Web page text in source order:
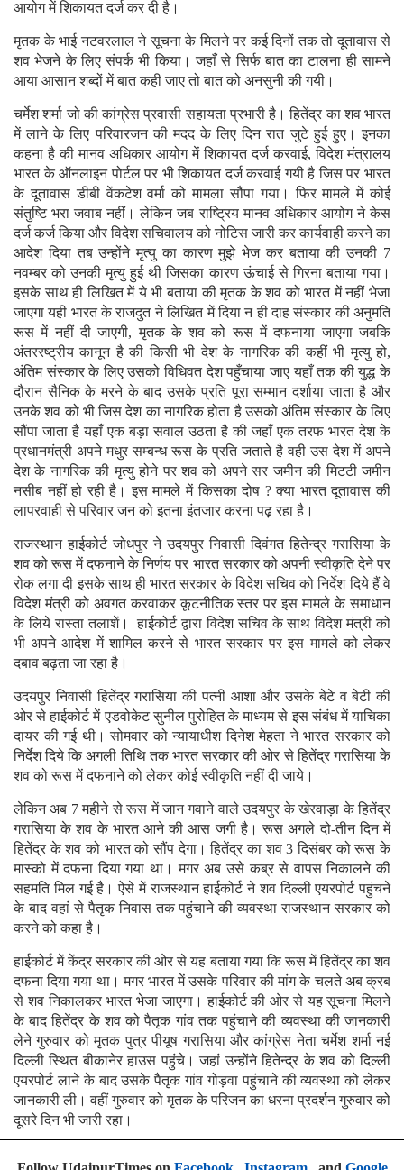
आयोग में शिकायत दर्ज कर दी है।
मृतक के भाई नटवरलाल ने सूचना के मिलने पर कई दिनों तक तो दूतावास से
शव भेजने के लिए संपर्क भी किया। जहाँ से सिर्फ बात का टालना ही सामने
आया आसान शब्दों में बात कही जाए तो बात को अनसुनी की गयी।
चर्मेश शर्मा जो की कांग्रेस प्रवासी सहायता प्रभारी है। हितेंद्र का शव भारत
में लाने के लिए परिवारजन की मदद के लिए दिन रात जुटे हुई हुए। इनका
कहना है की मानव अधिकार आयोग में शिकायत दर्ज करवाई, विदेश मंत्रालय
भारत के ऑनलाइन पोर्टल पर भी शिकायत दर्ज करवाई गयी है जिस पर भारत
के दूतावास डीबी वेंकटेश वर्मा को मामला सौंपा गया। फिर मामले में कोई
संतुष्टि भरा जवाब नहीं। लेकिन जब राष्ट्रिय मानव अधिकार आयोग ने केस
दर्ज कर्ज किया और विदेश सचिवालय को नोटिस जारी कर कार्यवाही करने का
आदेश दिया तब उन्होंने मृत्यु का कारण मुझे भेज कर बताया की उनकी 7
नवम्बर को उनकी मृत्यु हुई थी जिसका कारण ऊंचाई से गिरना बताया गया।
इसके साथ ही लिखित में ये भी बताया की मृतक के शव को भारत में नहीं भेजा
जाएगा यही भारत के राजदुत ने लिखित में दिया न ही दाह संस्कार की अनुमति
रूस में नहीं दी जाएगी, मृतक के शव को रूस में दफनाया जाएगा जबकि
अंतररष्ट्रीय कानून है की किसी भी देश के नागरिक की कहीं भी मृत्यु हो,
अंतिम संस्कार के लिए उसको विधिवत देश पहुँचाया जाए यहाँ तक की युद्ध के
दौरान सैनिक के मरने के बाद उसके प्रति पूरा सम्मान दर्शाया जाता है और
उनके शव को भी जिस देश का नागरिक होता है उसको अंतिम संस्कार के लिए
सौंपा जाता है यहाँ एक बड़ा सवाल उठता है की जहाँ एक तरफ भारत देश के
प्रधानमंत्री अपने मधुर सम्बन्ध रूस के प्रति जताते है वही उस देश में अपने
देश के नागरिक की मृत्यु होने पर शव को अपने सर जमीन की मिटटी जमीन
नसीब नहीं हो रही है। इस मामले में किसका दोष ? क्या भारत दूतावास की
लापरवाही से परिवार जन को इतना इंतजार करना पढ़ रहा है।
राजस्थान हाईकोर्ट जोधपुर ने उदयपुर निवासी दिवंगत हितेन्द्र गरासिया के
शव को रूस में दफनाने के निर्णय पर भारत सरकार को अपनी स्वीकृति देने पर
रोक लगा दी इसके साथ ही भारत सरकार के विदेश सचिव को निर्देश दिये हैं वे
विदेश मंत्री को अवगत करवाकर कूटनीतिक स्तर पर इस मामले के समाधान
के लिये रास्ता तलाशें। हाईकोर्ट द्वारा विदेश सचिव के साथ विदेश मंत्री को
भी अपने आदेश में शामिल करने से भारत सरकार पर इस मामले को लेकर
दबाव बढ़ता जा रहा है।
उदयपुर निवासी हितेंद्र गरासिया की पत्नी आशा और उसके बेटे व बेटी की
ओर से हाईकोर्ट में एडवोकेट सुनील पुरोहित के माध्यम से इस संबंध में याचिका
दायर की गई थी। सोमवार को न्यायाधीश दिनेश मेहता ने भारत सरकार को
निर्देश दिये कि अगली तिथि तक भारत सरकार की ओर से हितेंद्र गरासिया के
शव को रूस में दफनाने को लेकर कोई स्वीकृति नहीं दी जाये।
लेकिन अब 7 महीने से रूस में जान गवाने वाले उदयपुर के खेरवाड़ा के हितेंद्र
गरासिया के शव के भारत आने की आस जगी है। रूस अगले दो-तीन दिन में
हितेंद्र के शव को भारत को सौंप देगा। हितेंद्र का शव 3 दिसंबर को रूस के
मास्को में दफना दिया गया था। मगर अब उसे कब्र से वापस निकालने की
सहमति मिल गई है। ऐसे में राजस्थान हाईकोर्ट ने शव दिल्ली एयरपोर्ट पहुंचने
के बाद वहां से पैतृक निवास तक पहुंचाने की व्यवस्था राजस्थान सरकार को
करने को कहा है।
हाईकोर्ट में केंद्र सरकार की ओर से यह बताया गया कि रूस में हितेंद्र का शव
दफना दिया गया था। मगर भारत में उसके परिवार की मांग के चलते अब क्रब
से शव निकालकर भारत भेजा जाएगा। हाईकोर्ट की ओर से यह सूचना मिलने
के बाद हितेंद्र के शव को पैतृक गांव तक पहुंचाने की व्यवस्था की जानकारी
लेने गुरुवार को मृतक पुत्र पीयूष गरासिया और कांग्रेस नेता चर्मेश शर्मा नई
दिल्ली स्थित बीकानेर हाउस पहुंचे। जहां उन्होंने हितेन्द्र के शव को दिल्ली
एयरपोर्ट लाने के बाद उसके पैतृक गांव गोड़वा पहुंचाने की व्यवस्था को लेकर
जानकारी ली। वहीं गुरुवार को मृतक के परिजन का धरना प्रदर्शन गुरुवार को
दूसरे दिन भी जारी रहा।